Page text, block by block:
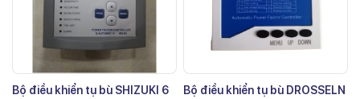
Bộ điều khiển tụ bù SHIZUKI 6
Bộ điều khiển tụ bù DROSSELN